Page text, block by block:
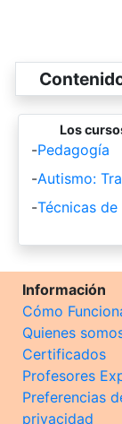
Los
-Pedagogía
-Autismo:
-Técnicas
Información
Cómo
Quienes
Certificados
Profesores
Preferencias
privacidad